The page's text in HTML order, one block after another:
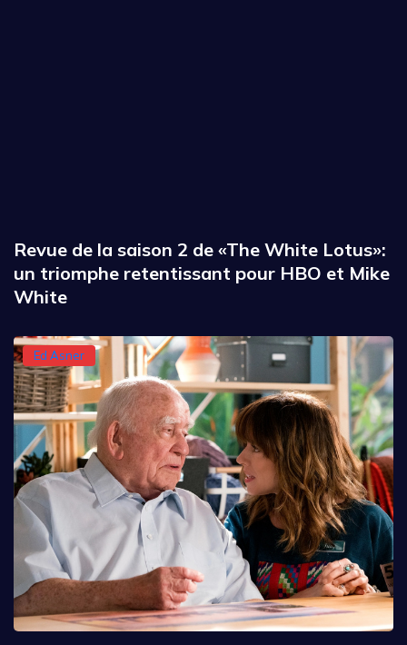
Revue de la saison 2 de «The White Lotus»:
un triomphe retentissant pour HBO et Mike
White
Ed Asner